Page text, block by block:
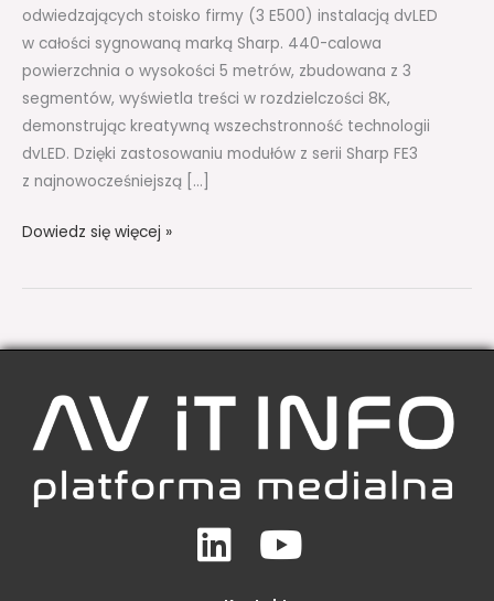
odwiedzających stoisko firmy (3 E500) instalacją dvLED
w całości sygnowaną marką Sharp. 440-calowa
powierzchnia o wysokości 5 metrów, zbudowana z 3
segmentów, wyświetla treści w rozdzielczości 8K,
demonstrując kreatywną wszechstronność technologii
dvLED. Dzięki zastosowaniu modułów z serii Sharp FE3
z najnowocześniejszą […]
Dowiedz się więcej »
LinkedinYoutube